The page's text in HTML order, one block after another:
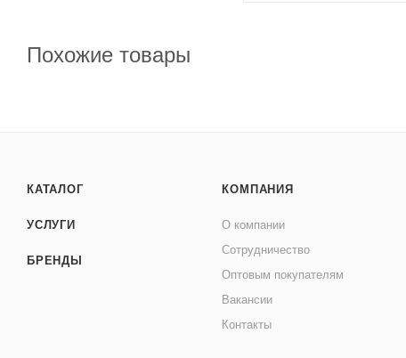
Похожие товары
КАТАЛОГ
УСЛУГИ
БРЕНДЫ
КОМПАНИЯ
О компании
Сотрудничество
Оптовым покупателям
Вакансии
Контакты